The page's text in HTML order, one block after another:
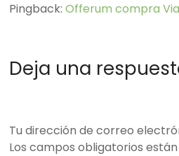
Pingback:Offerum compra
Deja una
Tu dirección de correo
Los campos obligatorios